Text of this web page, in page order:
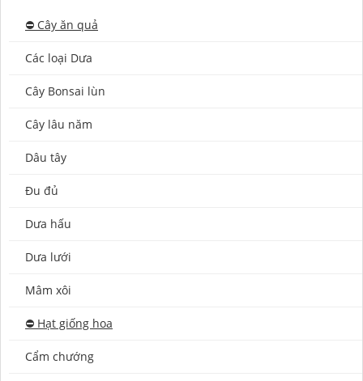
⛔️ Cây ăn quả
Các loại Dưa
Cây Bonsai lùn
Cây lâu năm
Dâu tây
Đu đủ
Dưa hấu
Dưa lưới
Mâm xôi
⛔️ Hạt giống hoa
Cẩm chướng